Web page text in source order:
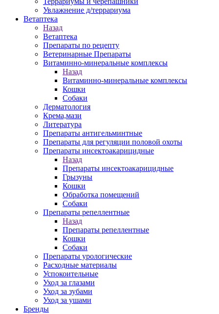
Увлажнение д/террариума
Ветаптека
Назад
Ветаптека
Препараты по рецепту
Ветеринарные Препараты
Витаминно-минеральные комплексы
Назад
Витаминно-минеральные комплексы
Кошки
Собаки
Дерматология
Крема,мази
Литература
Препараты антигельминтные
Препараты для регуляции половой охоты
Препараты инсектоакарицидные
Назад
Препараты инсектоакарицидные
Грызуны
Кошки
Обработка помещений
Собаки
Препараты репеллентные
Назад
Препараты репеллентные
Кошки
Собаки
Препараты урологические
Расходные материалы
Успокоительные
Уход за глазами
Уход за зубами
Уход за ушами
Бренды